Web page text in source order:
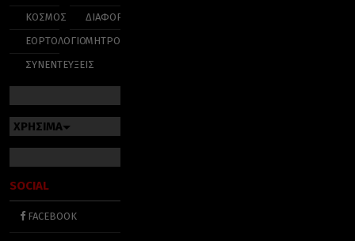
ΚΟΣΜΟΣ
ΕΟΡΤΟΛΟΓΙΟ
ΣΥΝΕΝΤΕΥΞΕΙΣ
ΔΙΑΦΟΡΑ
ΜΗΤΡΟΠΟΛΕΙΣ
ΧΡΗΣΙΜΑ
SOCIAL
FACEBOOK